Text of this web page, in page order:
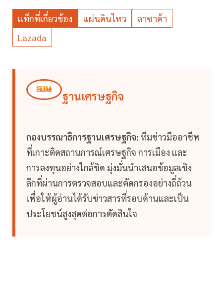
แท็กที่เกี่ยวข้อง แผ่นดินไหว
ลาซาด้า
Lazada
ฐานเศรษฐกิจ
กองบรรณาธิการฐานเศรษฐกิจ: ทีมข่าวมืออาชีพ
ที่เกาะติดสถานการณ์เศรษฐกิจ การเมือง และ
การลงทุนอย่างใกล้ชิด มุ่งมั่นนำเสนอข้อมูลเชิง
ลึกที่ผ่านการตรวจสอบและคัดกรองอย่างถี่ถ้วน
เพื่อให้ผู้อ่านได้รับข่าวสารที่รอบด้านและเป็น
ประโยชน์สูงสุดต่อการตัดสินใจ